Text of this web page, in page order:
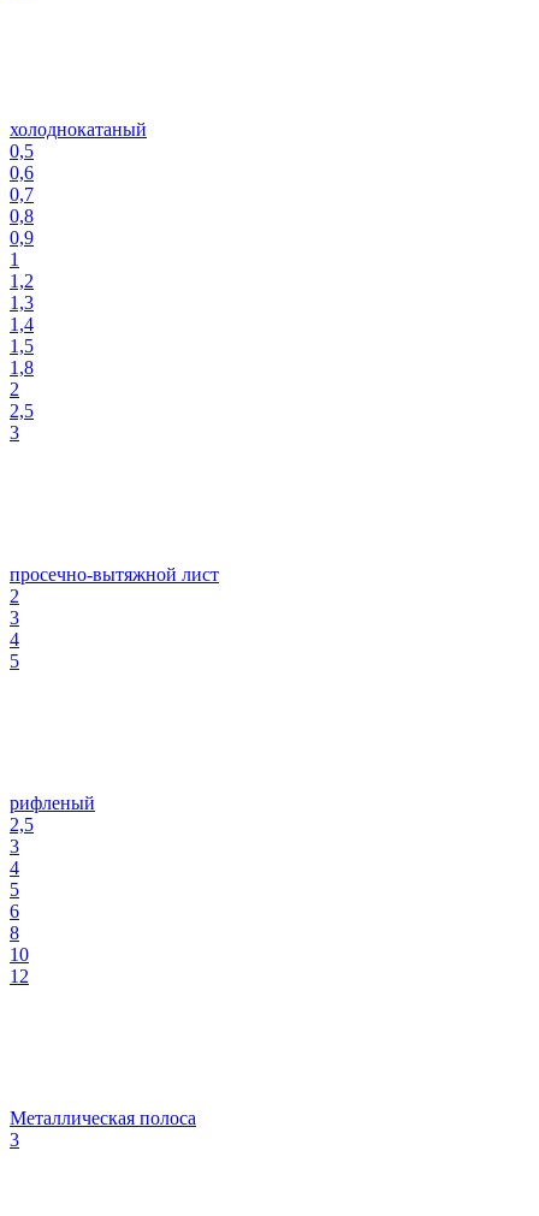
холоднокатаный
0,5
0,6
0,7
0,8
0,9
1
1,2
1,3
1,4
1,5
1,8
2
2,5
3
просечно-вытяжной лист
2
3
4
5
рифленый
2,5
3
4
5
6
8
10
12
Металлическая полоса
3